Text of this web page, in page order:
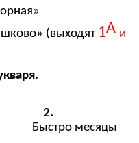
(выходят 1А и
месяцы